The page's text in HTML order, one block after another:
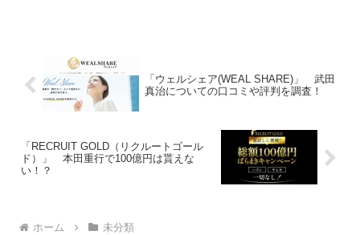
「ウェルシェア(WEAL SHARE)」 武田
真治についての口コミや評判を調査！
「RECRUIT GOLD（リクルートゴール
ド）」 本田重行で100億円は貰えな
い！？
ホーム 未分類